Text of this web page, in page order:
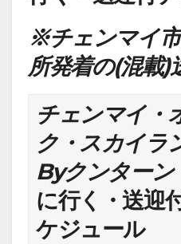
※チェンマイ
所発着の(混載)
チェンマイ・
ク・スカイラ
Byクンターン
に行く・送迎
ケジュール